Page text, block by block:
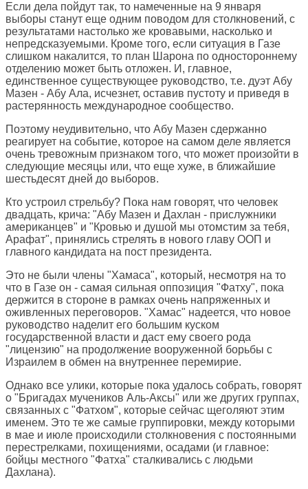
Если дела пойдут так, то намеченные на 9 января
выборы станут еще одним поводом для столкновений, с
результатами настолько же кровавыми, насколько и
непредсказуемыми. Кроме того, если ситуация в Газе
слишком накалится, то план Шарона по одностороннему
отделению может быть отложен. И, главное,
единственное существующее руководство, т.е. дуэт Абу
Мазен - Абу Ала, исчезнет, оставив пустоту и приведя в
растерянность международное сообщество.
Поэтому неудивительно, что Абу Мазен сдержанно
реагирует на событие, которое на самом деле является
очень тревожным признаком того, что может произойти в
следующие месяцы или, что еще хуже, в ближайшие
шестьдесят дней до выборов.
Кто устроил стрельбу? Пока нам говорят, что человек
двадцать, крича: "Абу Мазен и Дахлан - прислужники
американцев" и "Кровью и душой мы отомстим за тебя,
Арафат", принялись стрелять в нового главу ООП и
главного кандидата на пост президента.
Это не были члены "Хамаса", который, несмотря на то
что в Газе он - самая сильная оппозиция "Фатху", пока
держится в стороне в рамках очень напряженных и
оживленных переговоров. "Хамас" надеется, что новое
руководство наделит его большим куском
государственной власти и даст ему своего рода
"лицензию" на продолжение вооруженной борьбы с
Израилем в обмен на внутреннее перемирие.
Однако все улики, которые пока удалось собрать, говорят
о "Бригадах мучеников Аль-Аксы" или же других группах,
связанных с "Фатхом", которые сейчас щеголяют этим
именем. Это те же самые группировки, между которыми
в мае и июле происходили столкновения с постоянными
перестрелками, похищениями, осадами (и главное:
бойцы местного "Фатха" сталкивались с людьми
Дахлана).